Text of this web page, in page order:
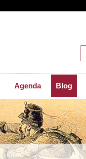
Agenda Blog